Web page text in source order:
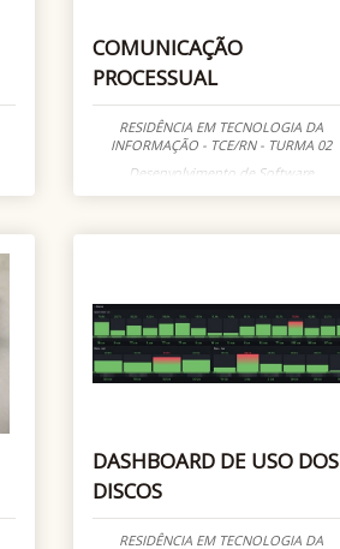
COMUNICAÇÃO
PROCESSUAL
RESIDÊNCIA EM TECNOLOGIA DA
INFORMAÇÃO - TCE/RN - TURMA 02
Desenvolvimento de Software
DASHBOARD DE USO DOS
DISCOS
RESIDÊNCIA EM TECNOLOGIA DA